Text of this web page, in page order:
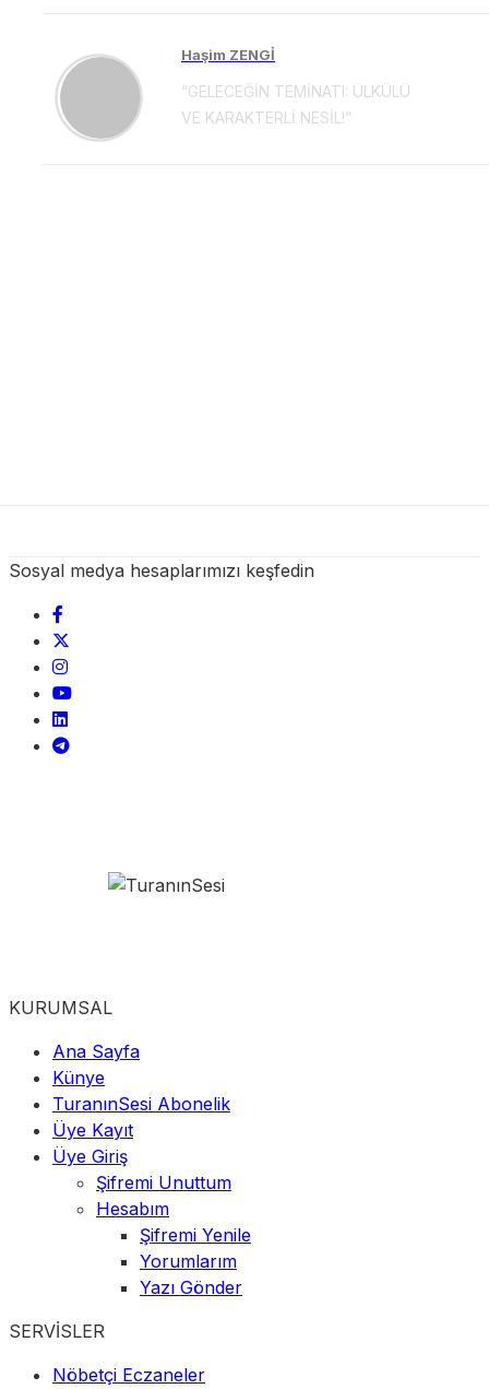
Haşim ZENGİ
“GELECEĞİN TEMİNATI: ÜLKÜLÜ
VE KARAKTERLİ NESİL!”
Sosyal medya hesaplarımızı keşfedin
KURUMSAL
Ana Sayfa
Künye
TuranınSesi Abonelik
Üye Kayıt
Üye Giriş
Şifremi Unuttum
Hesabım
Şifremi Yenile
Yorumlarım
Yazı Gönder
SERVİSLER
Nöbetçi Eczaneler